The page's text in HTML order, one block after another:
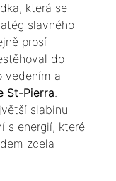
která se
slavného
prosí
do
vedením a
St-Pierra.
slabinu
s energií, které
zcela